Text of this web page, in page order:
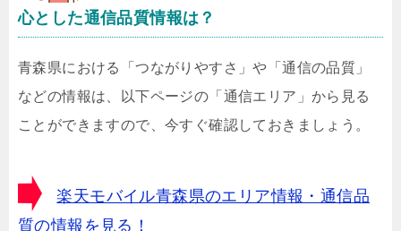
心とした通信品質情報は？
青森県における「つながりやすさ」や「通信の品質」
などの情報は、以下ページの「通信エリア」から見る
ことができますので、今すぐ確認しておきましょう。
楽天モバイル青森県のエリア情報・通信品
質の情報を見る！